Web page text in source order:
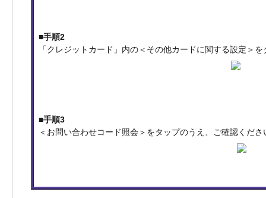
■手順2
「クレジットカード」内の＜その他カードに関する設定＞
■手順3
＜お問い合わせコード照会＞をタップのうえ、ご確認くださ